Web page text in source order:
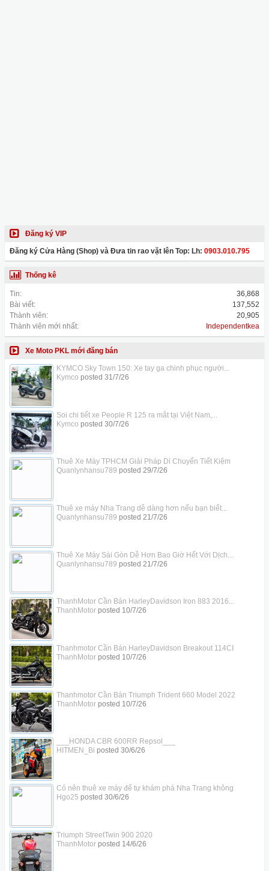
Đăng ký VIP
Đăng ký Cửa Hàng (Shop) và Đưa tin rao vặt lên Top: Lh: 0903.010.795
Thống kê
Tin:
36,868
Bài viết:
137,552
Thành viên:
20,905
Thành viên mới nhất:
Independentkea
Xe Moto PKL mới đăng bán
KYMCO Sky Town 150: Xe tay ga chinh phục người...
Kymco posted 31/7/26
Soi chi tiết xe People R 125 ra mắt tại Việt Nam,...
Kymco posted 30/7/26
Thuê Xe Máy TPHCM Giải Pháp Di Chuyển Tiết Kiệm
Quanlynhansu789 posted 29/7/26
Thuê xe máy Nha Trang dễ dàng hơn nếu bạn biết...
Quanlynhansu789 posted 21/7/26
Thuê Xe Máy Sài Gòn Dễ Hơn Bao Giờ Hết Với Dịch...
Quanlynhansu789 posted 21/7/26
ThanhMotor Cần Bán HarleyDavidson Iron 883 2016...
ThanhMotorposted 10/7/26
Thanhmotor Cần Bán HarleyDavidson Breakout 114CI
ThanhMotorposted 10/7/26
Thanhmotor Cần Bán Triumph Trident 660 Model 2022
ThanhMotorposted 10/7/26
___HONDA CBR 600RR Repsol___
HITMEN_Bi posted 30/6/26
Có nên thuê xe máy để tự khám phá Nha Trang không
Hgo25 posted 30/6/26
Triumph StreetTwin 900 2020
ThanhMotorposted 14/6/26